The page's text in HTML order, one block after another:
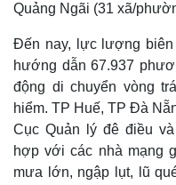
Quảng Ngãi (31 xã/
Đến nay, lực lượng biên
hướng dẫn 67.937
động di chuyển vòng
hiểm. TP Huế, TP Đà
Cục Quản lý đê điều
hợp với các nhà mạng
mưa lớn, ngập lụt, lũ